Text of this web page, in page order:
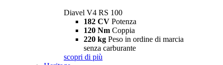
Diavel V4 RS 100
182 CV Potenza
120 Nm Coppia
220 kg Peso in ordine di marcia
senza carburante
scopri di più